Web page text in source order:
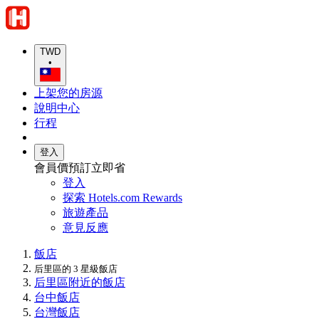
TWD
•
上架您的房源
說明中心
行程
登入
會員價預訂立即省
登入
探索 Hotels.com Rewards
旅遊產品
意見反應
飯店
后里區的 3 星級飯店
后里區附近的飯店
台中飯店
台灣飯店